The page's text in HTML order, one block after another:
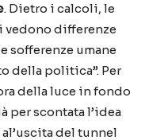
. Dietro i calcoli, le
vedono differenze
sofferenze umane
della politica”. Per
della luce in fondo
per scontata l’idea
del tunnel